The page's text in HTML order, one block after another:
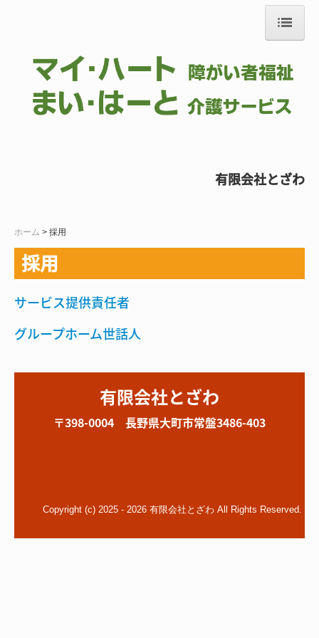
会社案内
事業案内
有限会社とざわ
ホーム 採用
採用
サービス提供責任者
グループホーム世話人
有限会社とざわ
〒398-0004 長野県大町市常盤3486-403
Copyright (c) 2025 - 2026 有限会社とざわ All Rights Reserved.